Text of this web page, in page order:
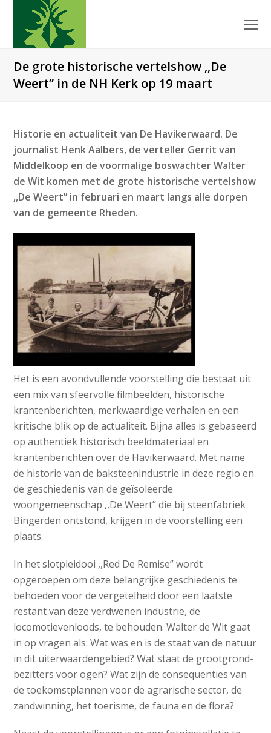
De grote historische vertelshow ,,De
Weert” in de NH Kerk op 19 maart
Historie en actualiteit van De Havikerwaard. De
journalist Henk Aalbers, de verteller Gerrit van
Middelkoop en de voormalige boswachter Walter
de Wit komen met de grote historische vertelshow
,,De Weert” in februari en maart langs alle dorpen
van de gemeente Rheden.
Het is een avondvullende voorstelling die bestaat uit
een mix van sfeervolle filmbeelden, historische
krantenberichten, merkwaardige verhalen en een
kritische blik op de actualiteit. Bijna alles is gebaseerd
op authentiek historisch beeldmateriaal en
krantenberichten over de Havikerwaard. Met name
de historie van de baksteenindustrie in deze regio en
de geschiedenis van de geïsoleerde
woongemeenschap ,,De Weert” die bij steenfabriek
Bingerden ontstond, krijgen in de voorstelling een
plaats.
In het slotpleidooi ,,Red De Remise” wordt
opgeroepen om deze belangrijke geschiedenis te
behoeden voor de vergetelheid door een laatste
restant van deze verdwenen industrie, de
locomotievenloods, te behouden. Walter de Wit gaat
in op vragen als: Wat was en is de staat van de natuur
in dit uiterwaardengebied? Wat staat de grootgrond-
bezitters voor ogen? Wat zijn de consequenties van
de toekomstplannen voor de agrarische sector, de
zandwinning, het toerisme, de fauna en de flora?